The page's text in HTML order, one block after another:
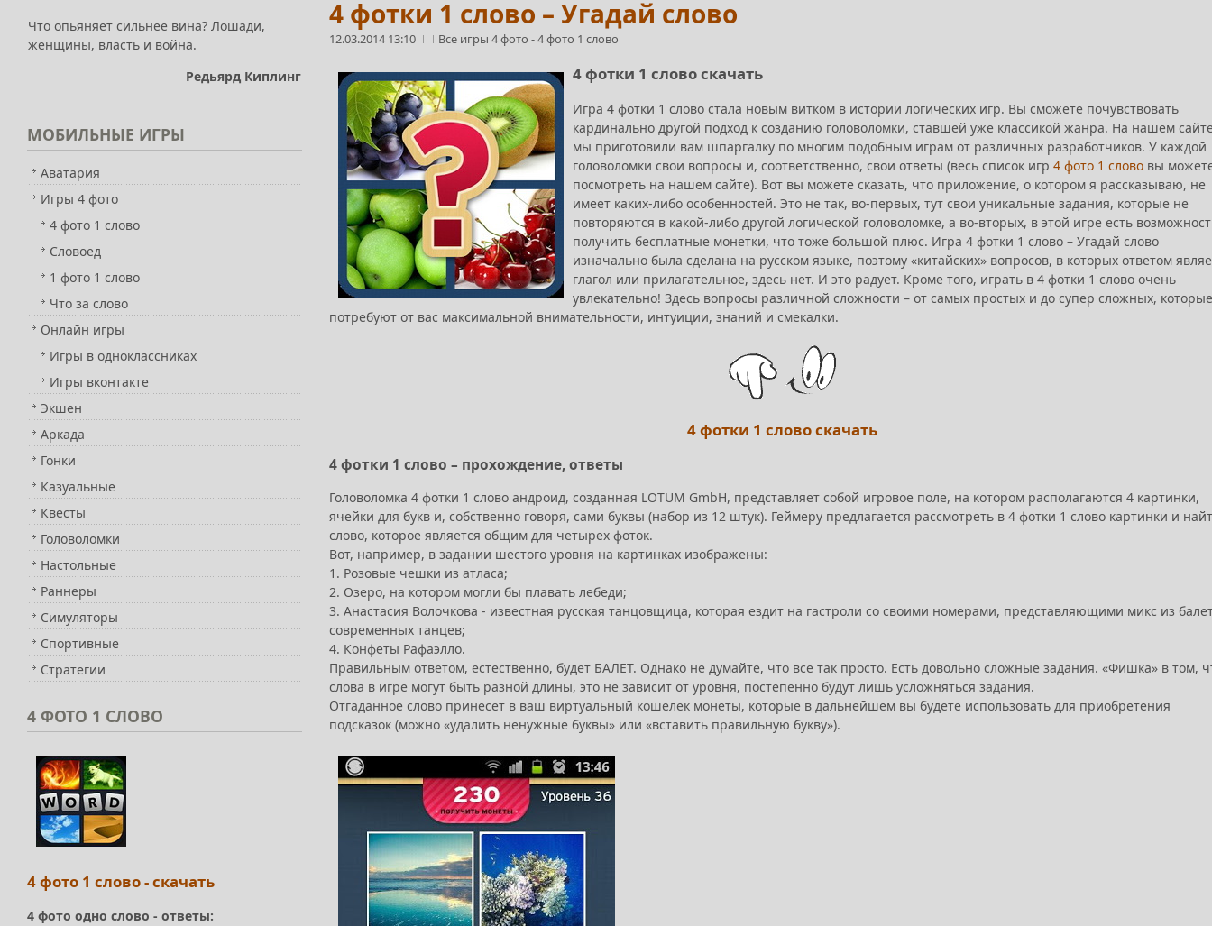
4 фотки 1 слово – Угадай слово
12.03.2014 13:10 Все игры 4 фото -4 фото 1 слово
4 фотки 1 слово скачать
Игра 4 фотки 1 слово стала новым витком в истории логических игр. Вы сможете почувствовать
кардинально другой подход к созданию головоломки, ставшей уже классикой жанра. На нашем
мы приготовили вам шпаргалку по многим подобным играм от различных разработчиков. У каждой
головоломки свои вопросы и, соответственно, свои ответы (весь список игр 4 фото 1 слово вы
посмотреть на нашем сайте). Вот вы можете сказать, что приложение, о котором я рассказываю, не
имеет каких-либо особенностей. Это не так, во-первых, тут свои уникальные задания, которые не
повторяются в какой-либо другой логической головоломке, а во-вторых, в этой игре есть
получить бесплатные монетки, что тоже большой плюс. Игра 4 фотки 1 слово – Угадай слово
изначально была сделана на русском языке, поэтому «китайских» вопросов, в которых ответом
глагол или прилагательное, здесь нет. И это радует. Кроме того, играть в 4 фотки 1 слово очень
увлекательно! Здесь вопросы различной сложности – от самых простых и до супер сложных, которые
потребуют от вас максимальной внимательности, интуиции, знаний и смекалки.
4 фотки 1 слово скачать
4 фотки 1 слово – прохождение, ответы
Головоломка 4 фотки 1 слово андроид, созданная LOTUM GmbH, представляет собой игровое поле, на котором располагаются 4 картинки,
ячейки для букв и, собственно говоря, сами буквы (набор из 12 штук). Геймеру предлагается рассмотреть в 4 фотки 1 слово картинки и
слово, которое является общим для четырех фоток.
Вот, например, в задании шестого уровня на картинках изображены:
1. Розовые чешки из атласа;
2. Озеро, на котором могли бы плавать лебеди;
3. Анастасия Волочкова - известная русская танцовщица, которая ездит на гастроли со своими номерами, представляющими микс из
современных танцев;
4. Конфеты Рафаэлло.
Правильным ответом, естественно, будет БАЛЕТ. Однако не думайте, что все так просто. Есть довольно сложные задания. «Фишка» в том,
слова в игре могут быть разной длины, это не зависит от уровня, постепенно будут лишь усложняться задания.
Отгаданное слово принесет в ваш виртуальный кошелек монеты, которые в дальнейшем вы будете использовать для приобретения
подсказок (можно «удалить ненужные буквы» или «вставить правильную букву»).
Что опьяняет сильнее вина? Лошади,
женщины, власть и война.
Редьярд Киплинг
МОБИЛЬНЫЕ ИГРЫ
Аватария
Игры 4 фото
4 фото 1 слово
Словоед
1 фото 1 слово
Что за слово
Онлайн игры
Игры в одноклассниках
Игры вконтакте
Экшен
Аркада
Гонки
Казуальные
Квесты
Головоломки
Настольные
Раннеры
Симуляторы
Спортивные
Стратегии
4 ФОТО 1 СЛОВО
4 фото 1 слово - скачать
4 фото одно слово - ответы: